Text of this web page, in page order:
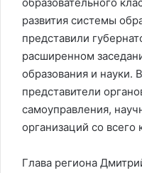
развития системы
представили
расширенном
образования и науки.
представители
самоуправления,
организаций со всего
Глава региона